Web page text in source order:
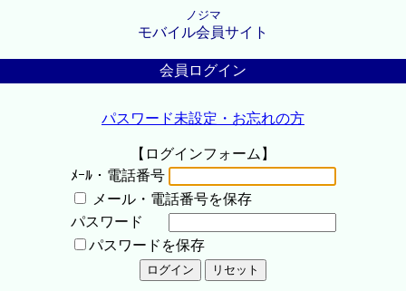
ノジマ
モバイル会員サイト
会員ログイン
パスワード未設定・お忘れの方
【ログインフォーム】
ﾒｰﾙ・電話番号
メール・電話番号を保存
パスワード
パスワードを保存